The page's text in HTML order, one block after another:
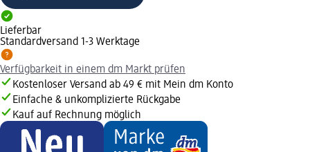
Lieferbar
Standardversand 1-3 Werktage
Verfügbarkeit in einem dm Markt prüfen
Kostenloser Versand ab 49 € mit Mein dm Konto
Einfache & unkomplizierte Rückgabe
Kauf auf Rechnung möglich